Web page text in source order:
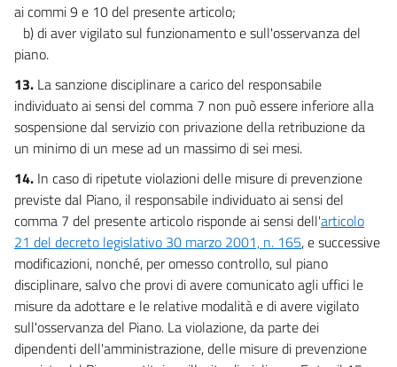
ai commi 9 e 10 del presente articolo;
b) di aver vigilato sul funzionamento e sull'osservanza del
piano.
13. La sanzione disciplinare a carico del responsabile
individuato ai sensi del comma 7 non può essere inferiore alla
sospensione dal servizio con privazione della retribuzione da
un minimo di un mese ad un massimo di sei mesi.
14. In caso di ripetute violazioni delle misure di prevenzione
previste dal Piano, il responsabile individuato ai sensi del
comma 7 del presente articolo risponde ai sensi dell'articolo
21 del decreto legislativo 30 marzo 2001, n. 165, e successive
modificazioni, nonché, per omesso controllo, sul piano
disciplinare, salvo che provi di avere comunicato agli uffici le
misure da adottare e le relative modalità e di avere vigilato
sull'osservanza del Piano. La violazione, da parte dei
dipendenti dell'amministrazione, delle misure di prevenzione